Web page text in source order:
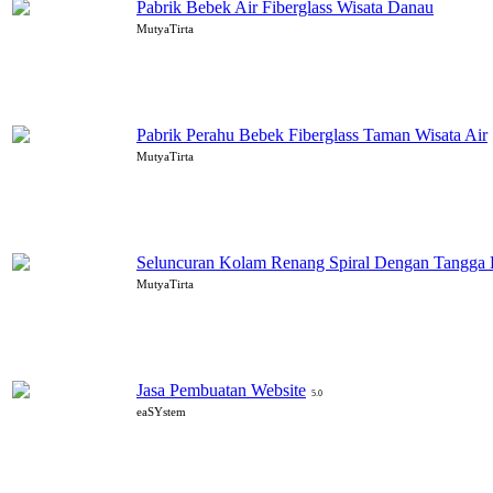
Pabrik Bebek Air Fiberglass Wisata Danau
MutyaTirta
Pabrik Perahu Bebek Fiberglass Taman Wisata Air
MutyaTirta
Seluncuran Kolam Renang Spiral Dengan Tangga
MutyaTirta
Jasa Pembuatan Website 5.0
eaSYstem